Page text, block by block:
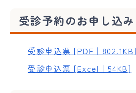
受診予約のお申し込み
受診申込票 [PDF｜802.1KB]
受診申込票 [Excel｜54KB]